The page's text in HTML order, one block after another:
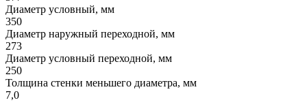
Диаметр условный, мм
350
Диаметр наружный переходной, мм
273
Диаметр условный переходной, мм
250
Толщина стенки меньшего диаметра, мм
7,0